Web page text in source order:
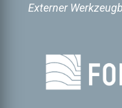
Externer